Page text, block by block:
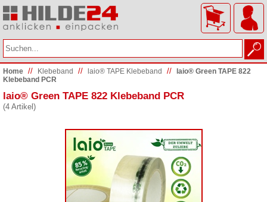
Home // Klebeband // laio® TAPE Klebeband //
laio® Green TAPE 822
Klebeband PCR
laio® Green TAPE 822 Klebeband PCR
(4 Artikel)